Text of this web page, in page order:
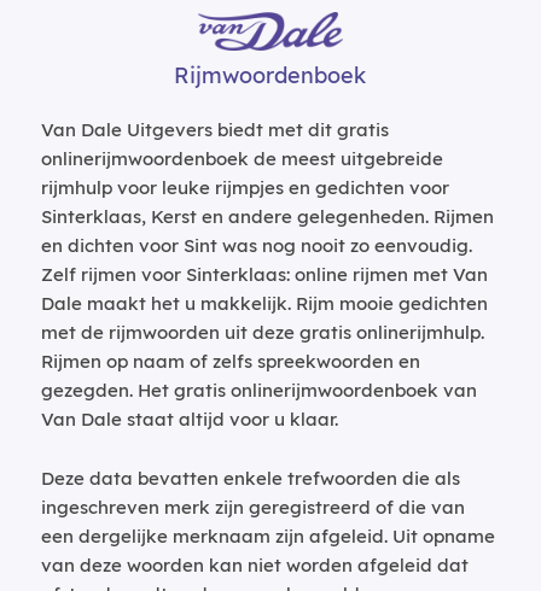
Rijmwoordenboek
Van Dale Uitgevers biedt met dit gratis
onlinerijmwoordenboek de meest uitgebreide
rijmhulp voor leuke rijmpjes en gedichten voor
Sinterklaas, Kerst en andere gelegenheden. Rijmen
en dichten voor Sint was nog nooit zo eenvoudig.
Zelf rijmen voor Sinterklaas: online rijmen met Van
Dale maakt het u makkelijk. Rijm mooie gedichten
met de rijmwoorden uit deze gratis onlinerijmhulp.
Rijmen op naam of zelfs spreekwoorden en
gezegden. Het gratis onlinerijmwoordenboek van
Van Dale staat altijd voor u klaar.
Deze data bevatten enkele trefwoorden die als
ingeschreven merk zijn geregistreerd of die van
een dergelijke merknaam zijn afgeleid. Uit opname
van deze woorden kan niet worden afgeleid dat